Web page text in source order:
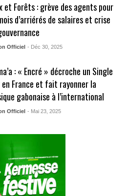
et Forêts : grève des agents pour
d’arriérés de salaires et crise
Officiel - Déc 30, 2025
: « Encré » décroche un Single
en France et fait rayonner la
gabonaise à l’international
Officiel - Mai 23, 2025